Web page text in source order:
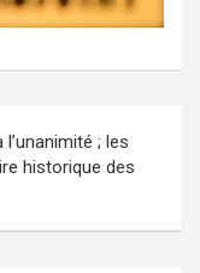
; les
historique des